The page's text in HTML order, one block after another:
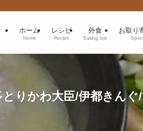
ホーム
Home
レシピ
Recipe
外食
Eating out
お取り
りかわ大臣/伊都きん